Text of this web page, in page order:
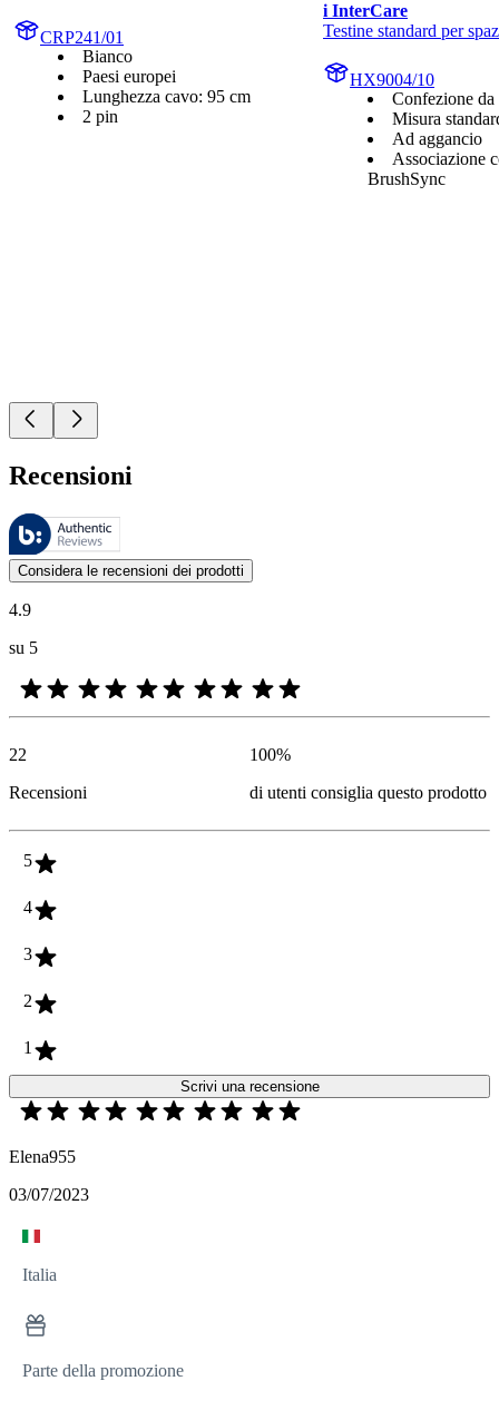
CRP241/01
Bianco
Paesi europei
Lunghezza cavo: 95 cm
2 pin
i InterCare
Testine standard per
HX9004/10
Confezione da
Misura
Ad aggancio
Associazione
BrushSync
Recensioni
Queste recensioni sono gestite da Bazaarvoice e sono conformi
Le valutazioni dei prodotti e le classificazioni in stelle da parte degli
Considera le recensioni dei prodotti
4.9
su 5
22
Recensioni
100%
di utenti consiglia questo prodotto
5
4
3
2
1
Scrivi una recensione
Elena955
03/07/2023
Italia
Parte della promozione